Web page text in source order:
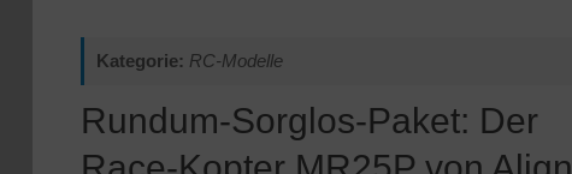
Kategorie: RC-Modelle
Rundum-Sorglos-Paket: Der